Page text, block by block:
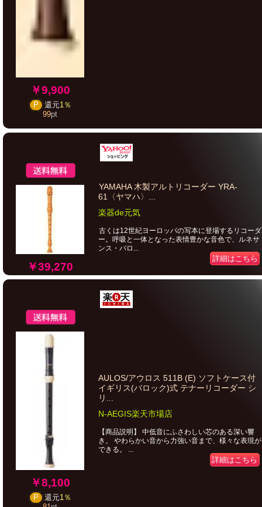
￥9,900
P 還元1％
99pt
￥39,270
YAMAHA 木製アルトリコーダー YRA-
61〈ヤマハ〉...
楽器de元気
古くは12世紀ヨーロッパの写本に登場するリコーダ
ー。呼吸と一体となった表情豊かな音色で、ルネサ
ンス・バロ...
詳細はこちら
￥8,100
P 還元1％
AULOS/アウロス 511B (E) ソフトケース付
イギリス(バロック)式 テナーリコーダー シ
リ...
N-AEGIS楽天市場店
【商品説明】 中低音にふさわしい芯のある深い響
き。 やわらかい音から力強い音まで、様々な表現が
できる。 ...
詳細はこちら